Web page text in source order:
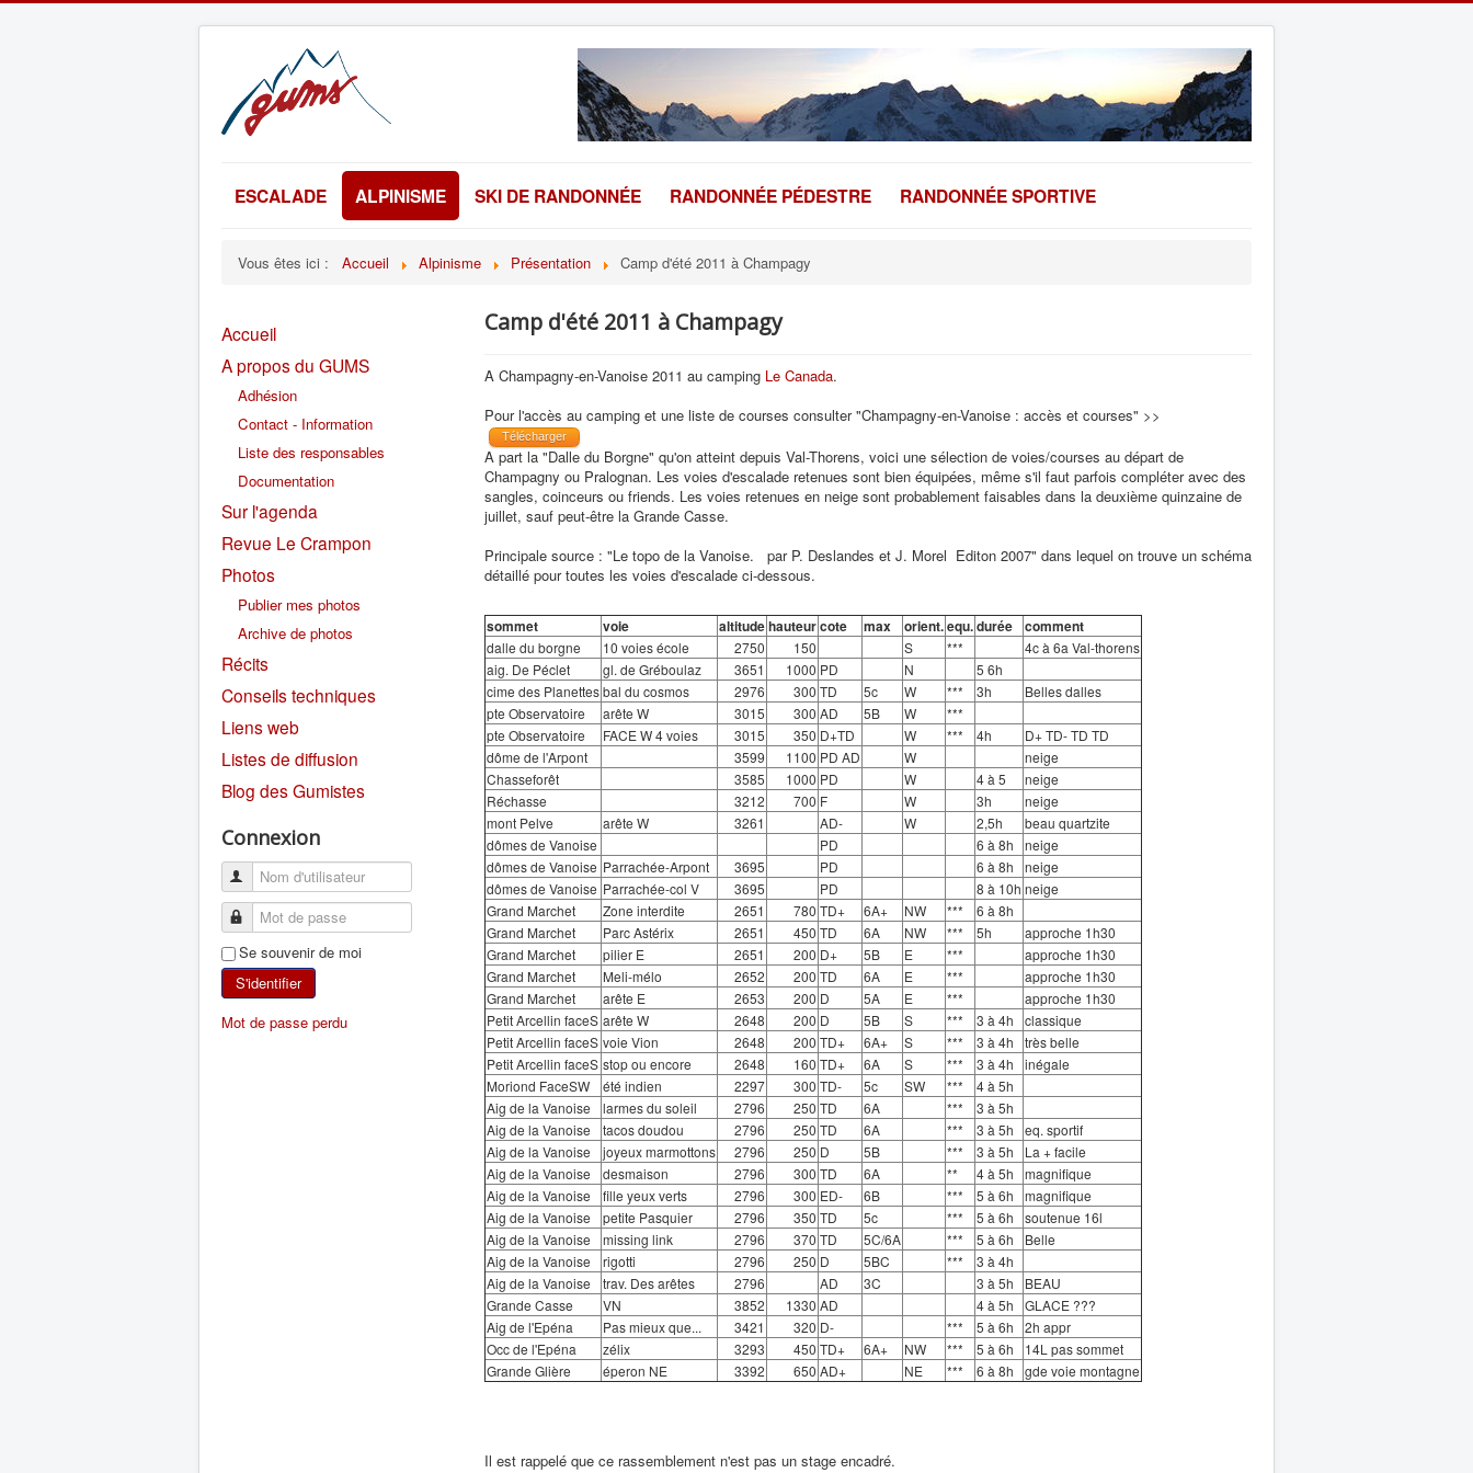
ESCALADE ALPINISME SKI DE RANDONNÉE RANDONNÉE PÉDESTRE RANDONNÉE SPORTIVE
Vous êtes ici : Accueil Alpinisme Présentation Camp d'été 2011 à Champagy
Accueil
A propos du GUMS
Adhésion
Contact - Information
Liste des responsables
Documentation
Sur l'agenda
Revue Le Crampon
Photos
Publier mes photos
Archive de photos
Récits
Conseils techniques
Liens web
Listes de diffusion
Blog des Gumistes
Connexion
Se souvenir de moi
S'identifier
Mot de passe perdu
Camp d'été 2011 à Champagy
A Champagny-en-Vanoise 2011 au camping Le Canada.
Pour l'accès au camping et une liste de courses consulter "Champagny-en-Vanoise : accès et courses" >>
Télécharger
A part la "Dalle du Borgne" qu'on atteint depuis Val-Thorens, voici une sélection de voies/courses au départ de
Champagny ou Pralognan. Les voies d'escalade retenues sont bien équipées, même s'il faut parfois compléter avec des
sangles, coinceurs ou friends. Les voies retenues en neige sont probablement faisables dans la deuxième quinzaine de
juillet, sauf peut-être la Grande Casse.
Principale source : "Le topo de la Vanoise. par P. Deslandes et J. Morel Editon 2007" dans lequel on trouve un schéma
détaillé pour toutes les voies d'escalade ci-dessous.
sommet voie altitudehauteurcote max orient.equ.durée comment
dalle du borgne 10 voies école 2750 150 S ***
4c à 6a Val-thorens
aig. De Péclet
gl. de Gréboulaz 3651 1000 PD N
5 6h
cime des Planettesbal du cosmos 2976 300 TD 5c W *** 3h
Belles dalles
pte Observatoire
arête W 3015 300 AD 5B W
***
pte Observatoire
FACE W 4 voies 3015 350 D+TD W *** 4h
D+ TD- TD TD
dôme de l'Arpont
3599 1100 PD AD W
neige
Chasseforêt
3585 1000 PD W 4 à 5
neige
Réchasse
3212 700 F W 3h
neige
mont Pelve
arête W 3261 AD- W 2,5h
beau quartzite
dômes de Vanoise
PD 6 à 8h
neige
dômes de Vanoise Parrachée-Arpont 3695 PD 6 à 8h
neige
dômes de Vanoise Parrachée-col V 3695 PD 8 à 10h neige
Grand Marchet
Zone interdite 2651 780 TD+ 6A+ NW ***
6 à 8h
Grand Marchet
Parc Astérix 2651 450 TD 6A NW *** 5h
approche 1h30
Grand Marchet
pilier E 2651 200 D+ 5B E ***
approche 1h30
Grand Marchet
Meli-mélo 2652 200 TD 6A E ***
approche 1h30
Grand Marchet
arête E 2653 200 D 5A E ***
approche 1h30
Petit Arcellin faceS arête W 2648 200 D 5B S *** 3 à 4h
classique
Petit Arcellin faceS voie Vion 2648 200 TD+ 6A+ S *** 3 à 4h
très belle
Petit Arcellin faceS stop ou encore 2648 160 TD+ 6A S *** 3 à 4h
inégale
Moriond FaceSW
été indien 2297 300 TD- 5c SW ***
4 à 5h
Aig de la Vanoise
larmes du soleil 2796 250 TD 6A ***
3 à 5h
Aig de la Vanoise
tacos doudou 2796 250 TD 6A *** 3 à 5h
eq. sportif
Aig de la Vanoise
joyeux marmottons 2796 250 D 5B *** 3 à 5h
La + facile
Aig de la Vanoise
desmaison 2796 300 TD 6A ** 4 à 5h
magnifique
Aig de la Vanoise
fille yeux verts 2796 300 ED- 6B *** 5 à 6h
magnifique
Aig de la Vanoise
petite Pasquier 2796 350 TD 5c *** 5 à 6h
soutenue 16l
Aig de la Vanoise
missing link 2796 370 TD 5C/6A *** 5 à 6h
Belle
Aig de la Vanoise
rigotti 2796 250 D 5BC ***
3 à 4h
Aig de la Vanoise
trav. Des arêtes 2796 AD 3C 3 à 5h
BEAU
Grande Casse
VN 3852 1330 AD 4 à 5h
GLACE ???
Aig de l'Epéna
Pas mieux que... 3421 320 D- *** 5 à 6h
2h appr
Occ de l'Epéna
zélix 3293 450 TD+ 6A+ NW *** 5 à 6h
14L pas sommet
Grande Glière
éperon NE 3392 650 AD+ NE *** 6 à 8h gde voie montagne
Il est rappelé que ce rassemblement n'est pas un stage encadré.